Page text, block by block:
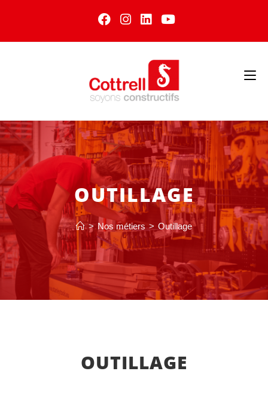
OUTILLAGE
> Nos métiers > Outillage
OUTILLAGE